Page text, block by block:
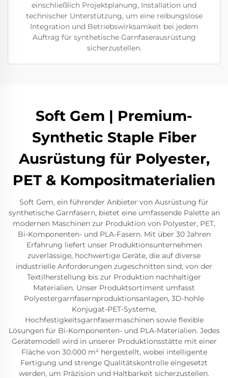
einschließlich Projektplanung, Installation und
technischer Unterstützung, um eine reibungslose
Integration und Betriebswirksamkeit bei jedem
Auftrag für synthetische Garnfaserausrüstung
sicherzustellen.
Soft Gem | Premium-
Synthetic Staple Fiber
Ausrüstung für Polyester,
PET & Kompositmaterialien
Soft Gem, ein führender Anbieter von Ausrüstung für
synthetische Garnfasern, bietet eine umfassende Palette an
modernen Maschinen zur Produktion von Polyester, PET,
Bi-Komponenten- und PLA-Fasern. Mit über 30 Jahren
Erfahrung liefert unser Produktionsunternehmen
zuverlässige, hochwertige Geräte, die auf diverse
industrielle Anforderungen zugeschnitten sind, von der
Textilherstellung bis zur Produktion nachhaltiger
Materialien. Unser Produktsortiment umfasst
Polyestergarnfasernproduktionsanlagen, 3D-hohle
Konjugat-PET-Systeme,
Hochfestigkeitsgarnfasermaschinen sowie flexible
Lösungen für Bi-Komponenten- und PLA-Materialien. Jedes
Gerätemodell wird in unserer Produktionsstätte mit einer
Fläche von 30.000 m² hergestellt, wobei intelligente
Fertigung und strenge Qualitätskontrolle eingesetzt
werden, um Präzision und Haltbarkeit sicherzustellen.